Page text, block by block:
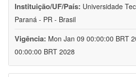
Instituição/UF/País: Universidade
Paraná - PR - Brasil
Vigência: Mon Jan 09 00:00:00 BRT
00:00:00 BRT 2028